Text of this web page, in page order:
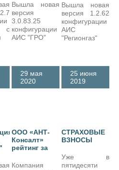
с
Вышла новая
версия
3.0.83.25
конфигурации
АИС "ГРО"
Вышла новая
версия 1.2.62
конфигурации
АИС
"Регионгаз"
ООО «АНТ-
Консалт»
рейтинг за
Компания
29 мая
2020
СТРАХОВЫЕ
ВЗНОСЫ
Уже в
пятидесяти
25 июня
2019